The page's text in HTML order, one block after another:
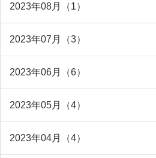
2023年08月（1）
2023年07月（3）
2023年06月（6）
2023年05月（4）
2023年04月（4）